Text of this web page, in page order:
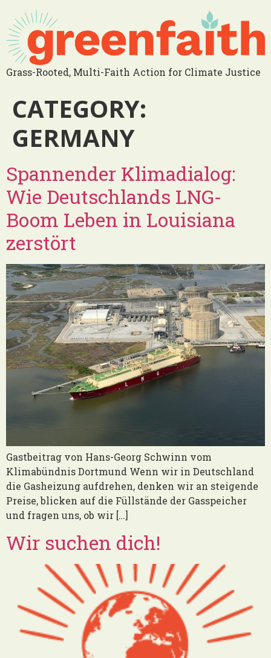
Grass-Rooted, Multi-Faith Action for Climate Justice
CATEGORY:
GERMANY
Spannender Klimadialog:
Wie Deutschlands LNG-
Boom Leben in Louisiana
zerstört
Gastbeitrag von Hans-Georg Schwinn vom
Klimabündnis Dortmund Wenn wir in Deutschland
die Gasheizung aufdrehen, denken wir an steigende
Preise, blicken auf die Füllstände der Gasspeicher
und fragen uns, ob wir […]
Wir suchen dich!